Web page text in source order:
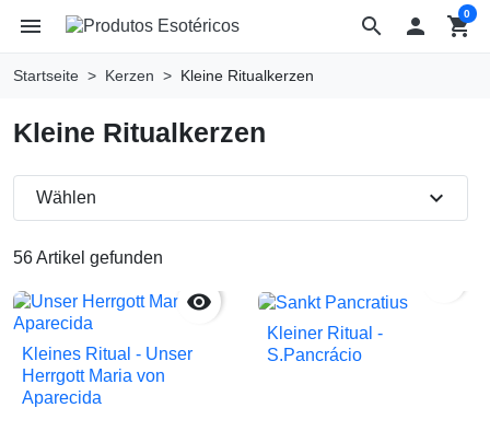
search
menu  shopping_cart
0
Startseite Kerzen Kleine Ritualkerzen
Kleine Ritualkerzen
56 Artikel gefunden
Wählen expand_more

Kleines Ritual - Unser
Herrgott Maria von
Aparecida
Kleiner Ritual -
S.Pancrácio